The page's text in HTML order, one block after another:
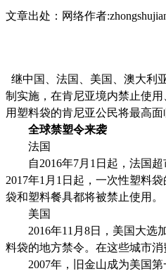
文章出处：网络作者:
继中国、法国、美国、澳大利
制实施，在肯尼亚境内禁止使
用塑料袋的肯尼亚公民将最高
全球禁塑令来袭
法国
自2016年7月1日起，法国超
2017年1月1日起，一次性塑料
袋和塑料餐具都将被禁止使用。
美国
2016年11月8日，美国大选加
料袋的地方禁令。在这些城市
2007年，旧金山成为美国第